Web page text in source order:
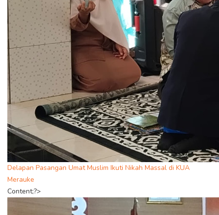
Delapan Pasangan Umat Muslim Ikuti Nikah Massal di KUA
Merauke
Content;?>